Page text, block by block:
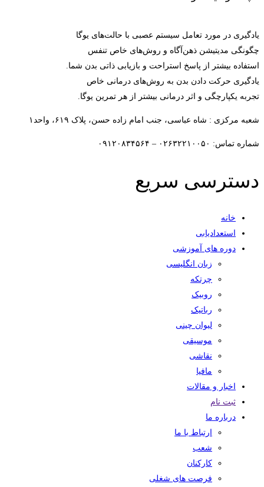
یادگیری در مورد تعامل سیستم عصبی با حالت‌های یوگا
چگونگی مدیتیشن ذهن‌آگاه و روش‌های خاص تنفس
استفاده بیشتر از پاسخ استراحت و بازیابی ذاتی بدن شما.
یادگیری حرکت دادن بدن به روش‌های درمانی خاص
تجربه یکپارچگی و اثر درمانی بیشتر از هر تمرین یوگا.
شعبه مرکزی : شاه عباسی، جنب امام زاده حسن، پلاک ۶۱۹، واحد۱​
شماره تماس: ۰۲۶۳۲۲۱۰۰۵۰ – ۰۹۱۲۰۸۳۴۵۶۴
دسترسی سریع
خانه
استعدادیابی
دوره های آموزشی
زبان انگلیسی
چرتکه
روبیک
رباتیک
لیوان چینی
موسیقی
نقاشی
مافیا
اخبار و مقالات
ثبت نام
درباره ما
ارتباط با ما
شعب
کارکنان
فرصت های شغلی